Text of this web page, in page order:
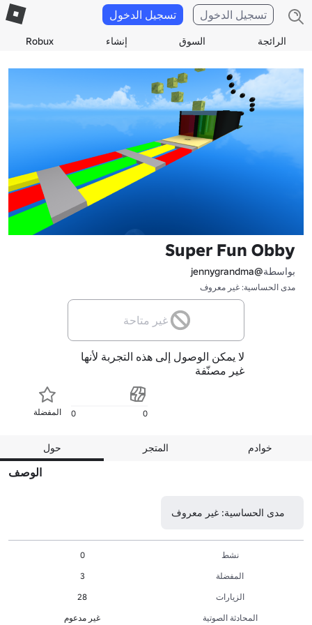
الرائجة السوق إنشاء Robux
تسجيل الدخول تسجيل الدخول
Super Fun Obby
بواسطة@jennygrandma
مدى الحساسية: غير معروف
غير متاحة
لا يمكن الوصول إلى هذه التجربة لأنها
غير مصنّفة
المفضلة 0 0
حول المتجر خوادم
الوصف
مدى الحساسية: غير معروف
نشط
0
المفضلة
3
الزيارات
28
المحادثة الصوتية
غير مدعوم